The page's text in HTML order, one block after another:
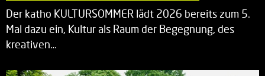
Der katho KULTURSOMMER lädt 2026 bereits zum 5.
Mal dazu ein, Kultur als Raum der Begegnung, des
kreativen…